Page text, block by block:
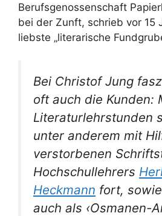
Berufsgenossenschaft
bei der Zunft, schrieb vor 15
liebste „literarische
Bei Christof Jung
oft auch die Kunden:
Literaturlehrstunden
unter anderem mit
verstorbenen
Hochschullehrers
Heckmann fort,
auch als ‹Osmanen-